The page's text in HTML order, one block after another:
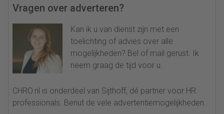
Vragen over adverteren?
Kan ik u van dienst zijn met een
toelichting of advies over alle
mogelijkheden? Bel of mail gerust. Ik
neem graag de tijd voor u.
CHRO.nl is onderdeel van Sijthoff, dé partner voor HR
professionals. Benut de vele advertentiemogelijkheden.